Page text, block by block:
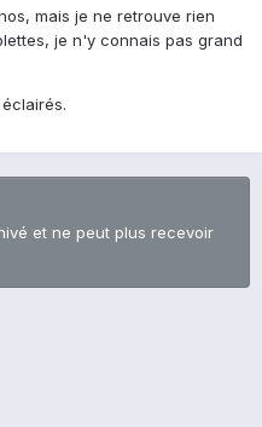
mais je ne retrouve rien
je n'y connais pas grand
et ne peut plus recevoir